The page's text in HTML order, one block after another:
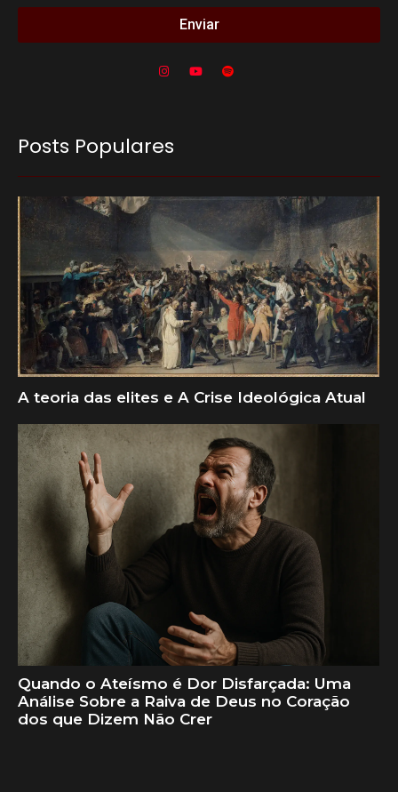
Enviar
Posts Populares
A teoria das elites e A Crise Ideológica Atual
Quando o Ateísmo é Dor Disfarçada: Uma
Análise Sobre a Raiva de Deus no Coração
dos que Dizem Não Crer